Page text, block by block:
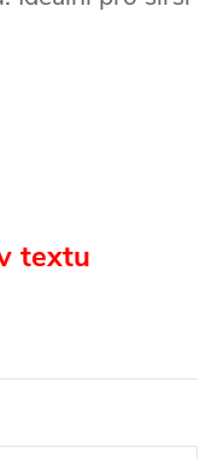
textu